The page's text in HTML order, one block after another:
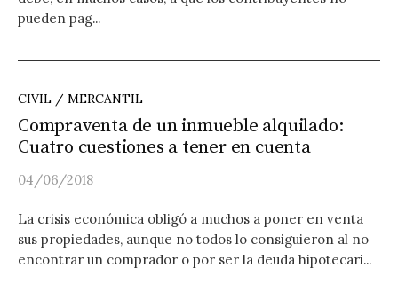
pueden pag...
CIVIL / MERCANTIL
Compraventa de un inmueble alquilado:
Cuatro cuestiones a tener en cuenta
04/06/2018
La crisis económica obligó a muchos a poner en venta
sus propiedades, aunque no todos lo consiguieron al no
encontrar un comprador o por ser la deuda hipotecari...